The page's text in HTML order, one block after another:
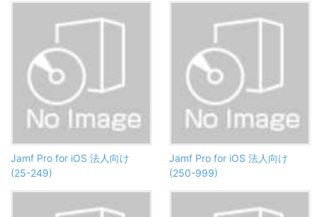
Jamf Pro for iOS 法人向け
(25-249)
Jamf Pro for iOS 法人向け
(250-999)